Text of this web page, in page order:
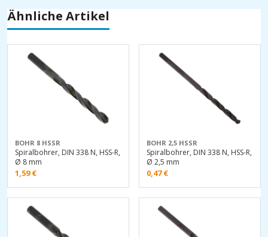
Ähnliche Artikel
BOHR 8 HSSR
Spiralbohrer, DIN 338 N, HSS-R,
Ø 8 mm
1,59€
BOHR 2,5 HSSR
Spiralbohrer, DIN 338 N, HSS-R,
Ø 2,5 mm
0,47€